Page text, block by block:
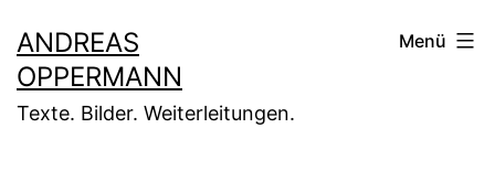
Inhalt
springen
ANDREAS
OPPERMANN
Texte. Bilder. Weiterleitungen.
Menü